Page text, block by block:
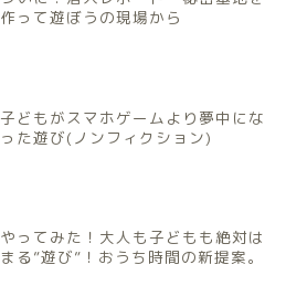
作って遊ぼうの現場から
子どもがスマホゲームより夢中にな
った遊び(ノンフィクション)
やってみた！大人も子どもも絶対は
まる”遊び”！おうち時間の新提案。